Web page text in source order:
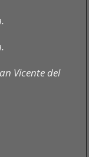
Vicente del